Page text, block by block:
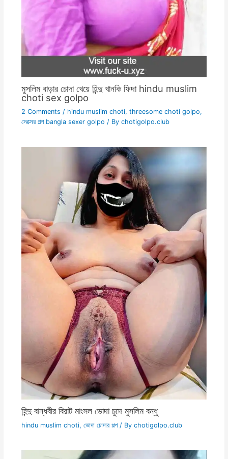
মুসলিম বাড়ার চোদা খেয়ে হিন্দু খানকি ফিদা hindu muslim
choti sex golpo
2 Comments / hindu muslim choti, threesome choti golpo,
সেক্সের গল্প bangla sexer golpo / By chotigolpo.club
হিন্দু বান্ধবীর বিরাট মাংসল ভোদা চুদে মুসলিম বন্ধু
hindu muslim choti, ভোদা চোদার গল্প/ By chotigolpo.club